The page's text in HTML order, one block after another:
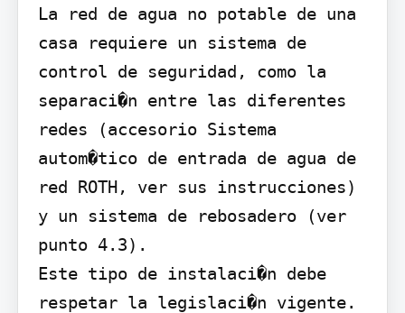
La red de agua no potable de una
casa requiere un sistema de
control de seguridad, como la
separaci�n entre las diferentes
redes (accesorio Sistema
autom�tico de entrada de agua de
red ROTH, ver sus instrucciones)
y un sistema de rebosadero (ver
punto 4.3).
Este tipo de instalaci�n debe
respetar la legislaci�n vigente.